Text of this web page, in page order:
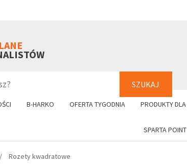
SZUKAJ
B-HARKO OFERTA TYGODNIA PRODUKTY DLA
SPARTA POINT
Rozety kwadratowe